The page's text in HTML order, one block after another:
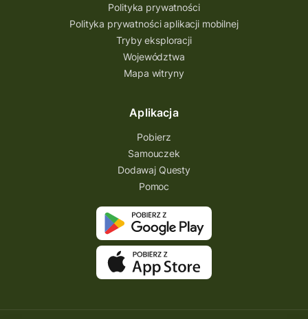
Partnerstwo Questingu
Park Etnograficzny w Tokarni
Park Etnograficzny
natura
mazowieckie
Hutniczy Ostrowiec
gry terenowe
gry edukacyjne
akademia questingu
zydzi
życzenia
ziemia lubaczowska
Zielona Góra
zawody questowe
Polityka prywatności
Polityka prywatności aplikacji mobilnej
Tryby eksploracji
Województwa
Mapa witryny
Aplikacja
Pobierz
Samouczek
Dodawaj Questy
Pomoc